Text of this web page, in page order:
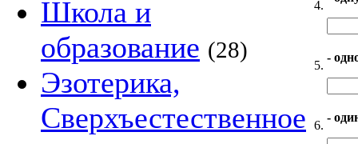
Школа и
образование (28)
Эзотерика,
Сверхъестественное
4.
5.
-
6.
-